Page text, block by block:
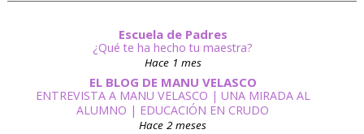
Escuela de Padres
¿Qué te ha hecho tu maestra?
Hace 1 mes
EL BLOG DE MANU VELASCO
ENTREVISTA A MANU VELASCO | UNA MIRADA AL
ALUMNO | EDUCACIÓN EN CRUDO
Hace 2 meses